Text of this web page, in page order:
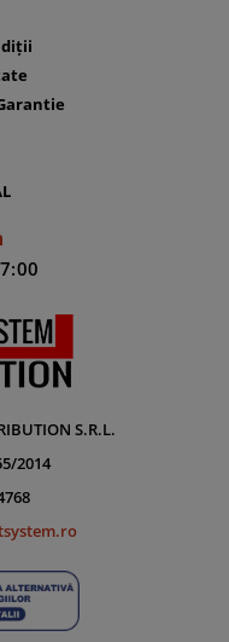
S.R.L.
2014